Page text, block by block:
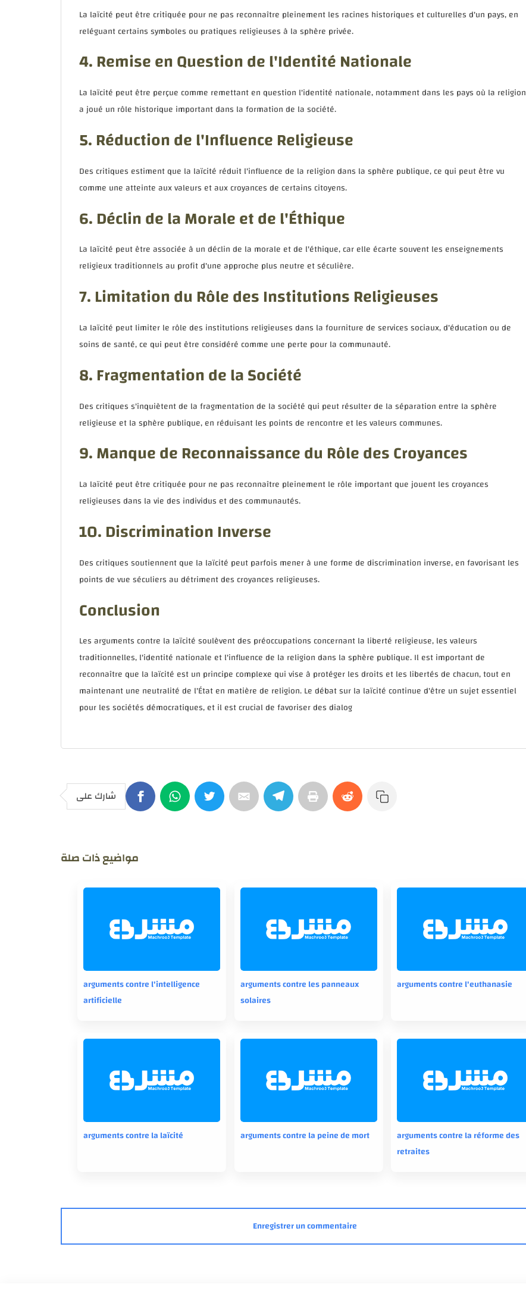
La laïcité peut être critiquée pour ne pas reconnaître pleinement les racines historiques et culturelles d'un pays, en
reléguant certains symboles ou pratiques religieuses à la sphère privée.
4. Remise en Question de l'Identité Nationale
La laïcité peut être perçue comme remettant en question l'identité nationale, notamment dans les pays où la religion
a joué un rôle historique important dans la formation de la société.
5. Réduction de l'Influence Religieuse
Des critiques estiment que la laïcité réduit l'influence de la religion dans la sphère publique, ce qui peut être vu
comme une atteinte aux valeurs et aux croyances de certains citoyens.
6. Déclin de la Morale et de l'Éthique
La laïcité peut être associée à un déclin de la morale et de l'éthique, car elle écarte souvent les enseignements
religieux traditionnels au profit d'une approche plus neutre et séculière.
7. Limitation du Rôle des Institutions Religieuses
La laïcité peut limiter le rôle des institutions religieuses dans la fourniture de services sociaux, d'éducation ou de
soins de santé, ce qui peut être considéré comme une perte pour la communauté.
8. Fragmentation de la Société
Des critiques s'inquiètent de la fragmentation de la société qui peut résulter de la séparation entre la sphère
religieuse et la sphère publique, en réduisant les points de rencontre et les valeurs communes.
9. Manque de Reconnaissance du Rôle des Croyances
La laïcité peut être critiquée pour ne pas reconnaître pleinement le rôle important que jouent les croyances
religieuses dans la vie des individus et des communautés.
10. Discrimination Inverse
Des critiques soutiennent que la laïcité peut parfois mener à une forme de discrimination inverse, en favorisant les
points de vue séculiers au détriment des croyances religieuses.
Conclusion
Les arguments contre la laïcité soulèvent des préoccupations concernant la liberté religieuse, les valeurs
traditionnelles, l'identité nationale et l'influence de la religion dans la sphère publique. Il est important de
reconnaître que la laïcité est un principe complexe qui vise à protéger les droits et les libertés de chacun, tout en
maintenant une neutralité de l'État en matière de religion. Le débat sur la laïcité continue d'être un sujet essentiel
pour les sociétés démocratiques, et il est crucial de favoriser des dialog
شارك على
مواضيع ذات صلة
arguments contre l'intelligence
artificielle
arguments contre les panneaux
solaires
arguments contre l'euthanasie
arguments contre la laïcité arguments contre la peine de mort
arguments contre la réforme des
retraites